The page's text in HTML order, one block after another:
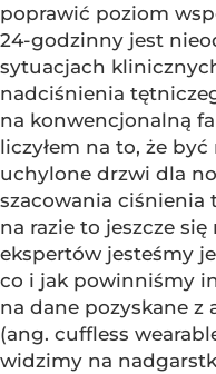
poprawić poziom
24-godzinny jest
sytuacjach
nadciśnienia
na konwencjonalną
liczyłem na to, że
uchylone drzwi dla
szacowania ciśnienia
na razie to jeszcze
ekspertów jesteśmy
co i jak powinniśmy
na dane pozyskane z
(ang. cuffless
widzimy na